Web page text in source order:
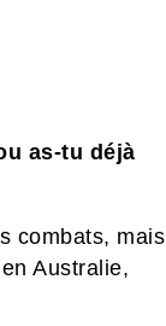
as-tu déjà
combats, mais
en Australie,